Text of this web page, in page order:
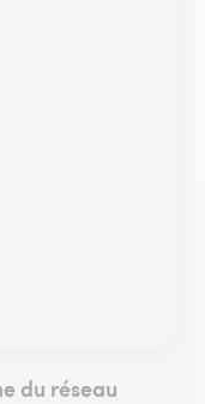
du réseau